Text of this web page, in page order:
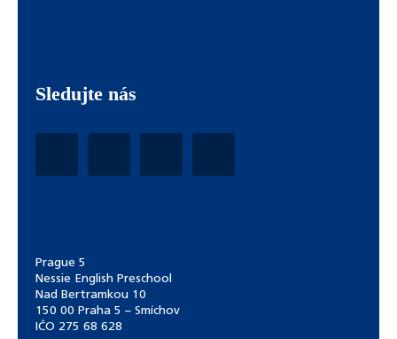
Sledujte nás
Prague 5
Nessie English Preschool
Nad Bertramkou 10
150 00 Praha 5 – Smíchov
IČO 275 68 628